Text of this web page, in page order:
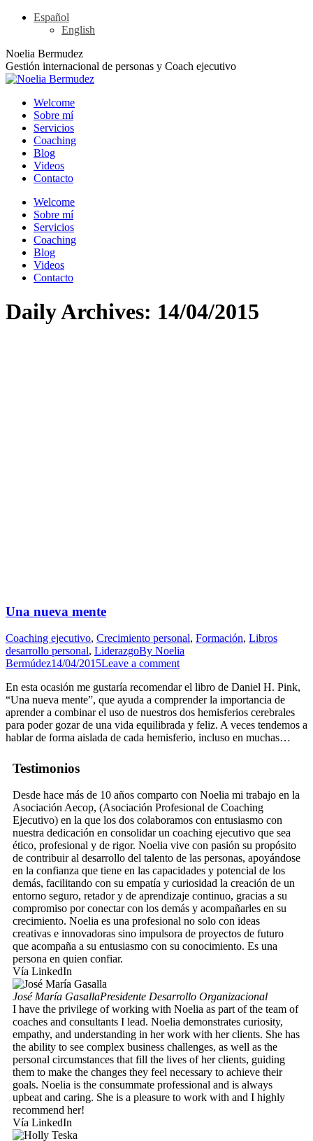
Español
English
Noelia Bermudez
Gestión internacional de personas y Coach ejecutivo
Welcome
Sobre mí
Servicios
Coaching
Blog
Videos
Contacto
Welcome
Sobre mí
Servicios
Coaching
Blog
Videos
Contacto
Daily Archives: 14/04/2015
Una nueva mente
Coaching ejecutivo, Crecimiento personal, Formación, Libros
desarrollo personal, LiderazgoBy Noelia
Bermúdez14/04/2015Leave a comment
En esta ocasión me gustaría recomendar el libro de Daniel H. Pink,
“Una nueva mente”, que ayuda a comprender la importancia de
aprender a combinar el uso de nuestros dos hemisferios cerebrales
para poder gozar de una vida equilibrada y feliz. A veces tendemos a
hablar de forma aislada de cada hemisferio, incluso en muchas…
Testimonios
Desde hace más de 10 años comparto con Noelia mi trabajo en la
Asociación Aecop, (Asociación Profesional de Coaching
Ejecutivo) en la que los dos colaboramos con entusiasmo con
nuestra dedicación en consolidar un coaching ejecutivo que sea
ético, profesional y de rigor. Noelia vive con pasión su propósito
de contribuir al desarrollo del talento de las personas, apoyándose
en la confianza que tiene en las capacidades y potencial de los
demás, facilitando con su empatía y curiosidad la creación de un
entorno seguro, retador y de aprendizaje continuo, gracias a su
compromiso por conectar con los demás y acompañarles en su
crecimiento. Noelia es una profesional no solo con ideas
creativas e innovadoras sino impulsora de proyectos de futuro
que acompaña a su entusiasmo con su conocimiento. Es una
persona en quien confiar.
Vía LinkedIn
José María GasallaPresidente Desarrollo Organizacional
I have the privilege of working with Noelia as part of the team of
coaches and consultants I lead. Noelia demonstrates curiosity,
empathy, and understanding in her work with her clients. She has
the ability to see complex business challenges, as well as the
personal circumstances that fill the lives of her clients, guiding
them to make the changes they feel necessary to achieve their
goals. Noelia is the consummate professional and is always
upbeat and caring. She is a pleasure to work with and I highly
recommend her!
Vía LinkedIn